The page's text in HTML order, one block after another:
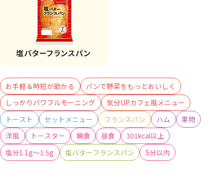
お手軽＆時短が助かる
パンで野菜をもっとおいしく
しっかりパワフルモーニング
気分UPカフェ風メニュー
トースト
セットメニュー フランスパン ハム
果物
洋風
トースター 朝食 昼食
301kcal以上
塩分1.1g～1.5g
塩バターフランスパン 5分以内